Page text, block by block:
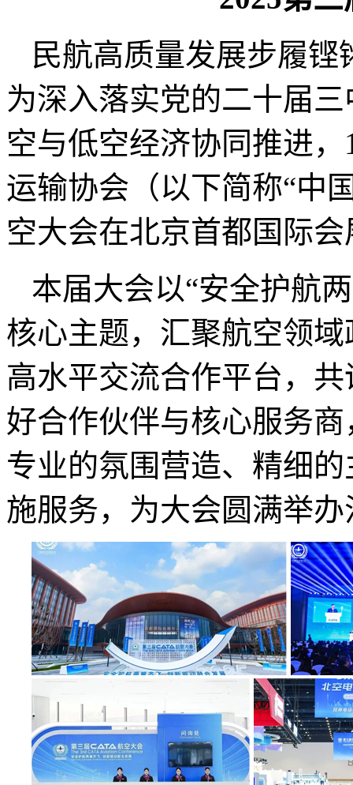
民航高质量发展步履
为深入落实党的二十届
空与低空经济协同推进
运输协会（以下简称“中
空大会在北京首都国际
本届大会以“安全护航
核心主题，汇聚航空领
高水平交流合作平台，
好合作伙伴与核心服务
专业的氛围营造、精细
施服务，为大会圆满举